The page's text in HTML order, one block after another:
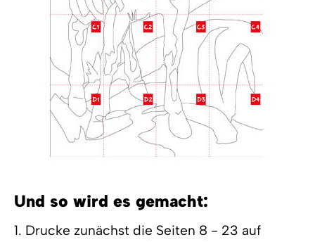
Und so wird es gemacht:
1. Drucke zunächst die Seiten 8 - 23 auf